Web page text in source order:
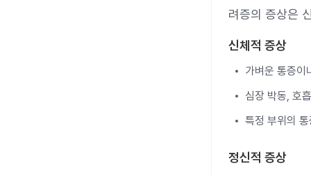
려증의 증상은
신체적 증상
가벼운 통증이
심장 박동, 호
특정 부위의
정신적 증상